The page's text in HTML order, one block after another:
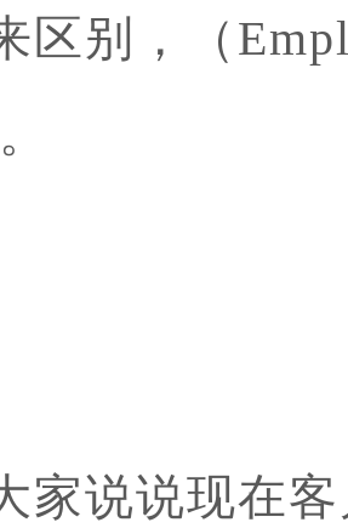
区别，（
家说说现在